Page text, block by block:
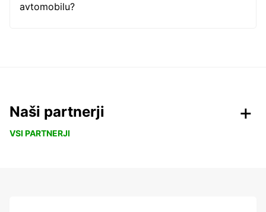
avtomobilu?
Naši partnerji
VSI PARTNERJI